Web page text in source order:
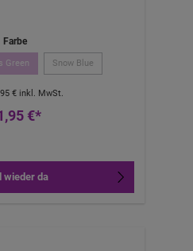
Farbe
Green Snow Blue
€ inkl. MwSt.
€*
wieder da